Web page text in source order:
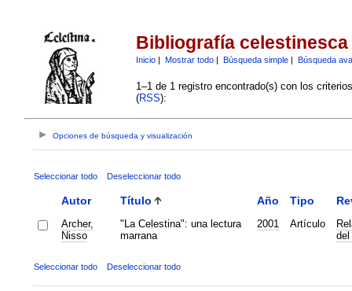
Bibliografía celestinesca
Inicio| Mostrar todo| Búsqueda simple| Búsqueda
1–1 de 1 registro encontrado(s) con los
(RSS):
Opciones de búsqueda y visualización
Seleccionar todo Deseleccionar todo
Autor Título Año Tipo
Archer,
Nisso
"La Celestina": una lectura
marrana
2001 Artículo
del
Seleccionar todo Deseleccionar todo